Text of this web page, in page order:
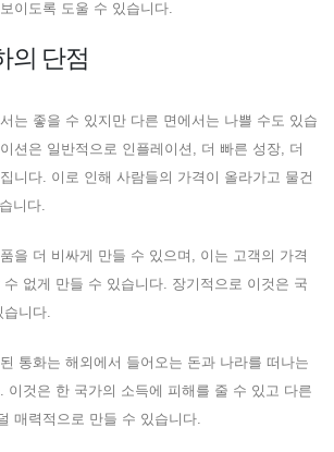
이도록 도울 수 있습니다.
의 단점
는 좋을 수 있지만 다른 면에서는 나쁠 수도 있습
션은 일반적으로 인플레이션, 더 빠른 성장, 더
니다. 이로 인해 사람들의 가격이 올라가고 물건
니다.
을 더 비싸게 만들 수 있으며, 이는 고객의 가격
없게 만들 수 있습니다. 장기적으로 이것은 국
니다.
통화는 해외에서 들어오는 돈과 나라를 떠나는
이것은 한 국가의 소득에 피해를 줄 수 있고 다른
매력적으로 만들 수 있습니다.